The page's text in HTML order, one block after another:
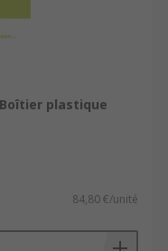
plastique
84,80 €/unité